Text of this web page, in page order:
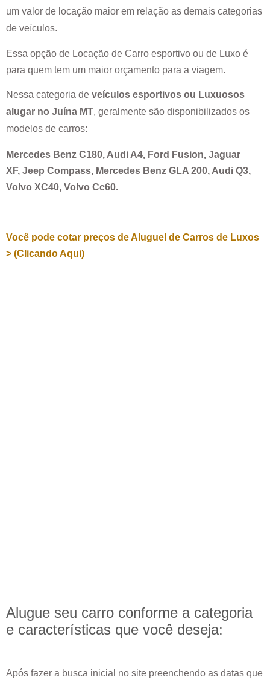
um valor de locação maior em relação as demais categorias
de veículos.
Essa opção de Locação de Carro esportivo ou de Luxo é
para quem tem um maior orçamento para a viagem.
Nessa categoria de veículos esportivos ou Luxuosos
alugar no Juína MT, geralmente são disponibilizados os
modelos de carros:
Mercedes Benz C180, Audi A4, Ford Fusion, Jaguar
XF, Jeep Compass, Mercedes Benz GLA 200, Audi Q3,
Volvo XC40, Volvo Cc60.
Você pode cotar preços de Aluguel de Carros de Luxos
> (Clicando Aqui)
Alugue seu carro conforme a categoria
e características que você deseja:
Após fazer a busca inicial no site preenchendo as datas que